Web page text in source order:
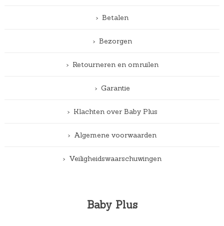
Betalen
Bezorgen
Retourneren en omruilen
Garantie
Klachten over Baby Plus
Algemene voorwaarden
Veiligheidswaarschuwingen
Baby Plus